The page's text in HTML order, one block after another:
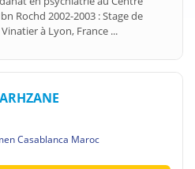
Rochd 2002-2003 : Stage de
à Lyon, France ...
Casablanca Maroc